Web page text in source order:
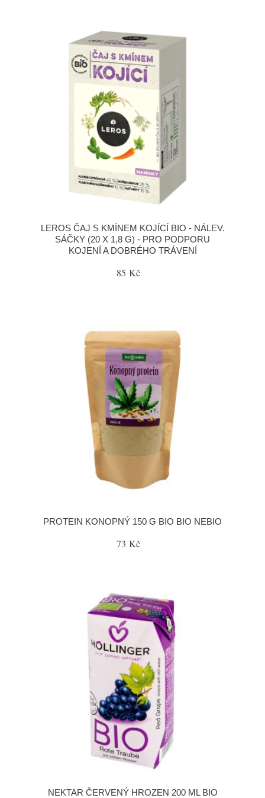
LEROS ČAJ S KMÍNEM KOJÍCÍ BIO - NÁLEV.
SÁČKY (20 X 1,8 G) - PRO PODPORU
KOJENÍ A DOBRÉHO TRÁVENÍ
85 Kč
PROTEIN KONOPNÝ 150 G BIO BIO NEBIO
73 Kč
NEKTAR ČERVENÝ HROZEN 200 ML BIO